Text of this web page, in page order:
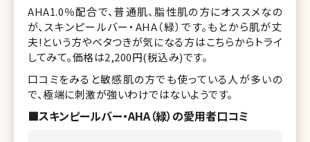
AHA1.0％配合で、普通肌、脂性肌の方にオススメなの
が、スキンピールバー・AHA（緑）です。もとから肌が丈
夫!という方やベタつきが気になる方はこちらからトライ
してみて。価格は2,200円(税込み)です。
口コミをみると敏感肌の方でも使っている人が多いの
で、極端に刺激が強いわけではないようです。
■スキンピールバー・AHA（緑）の愛用者口コミ